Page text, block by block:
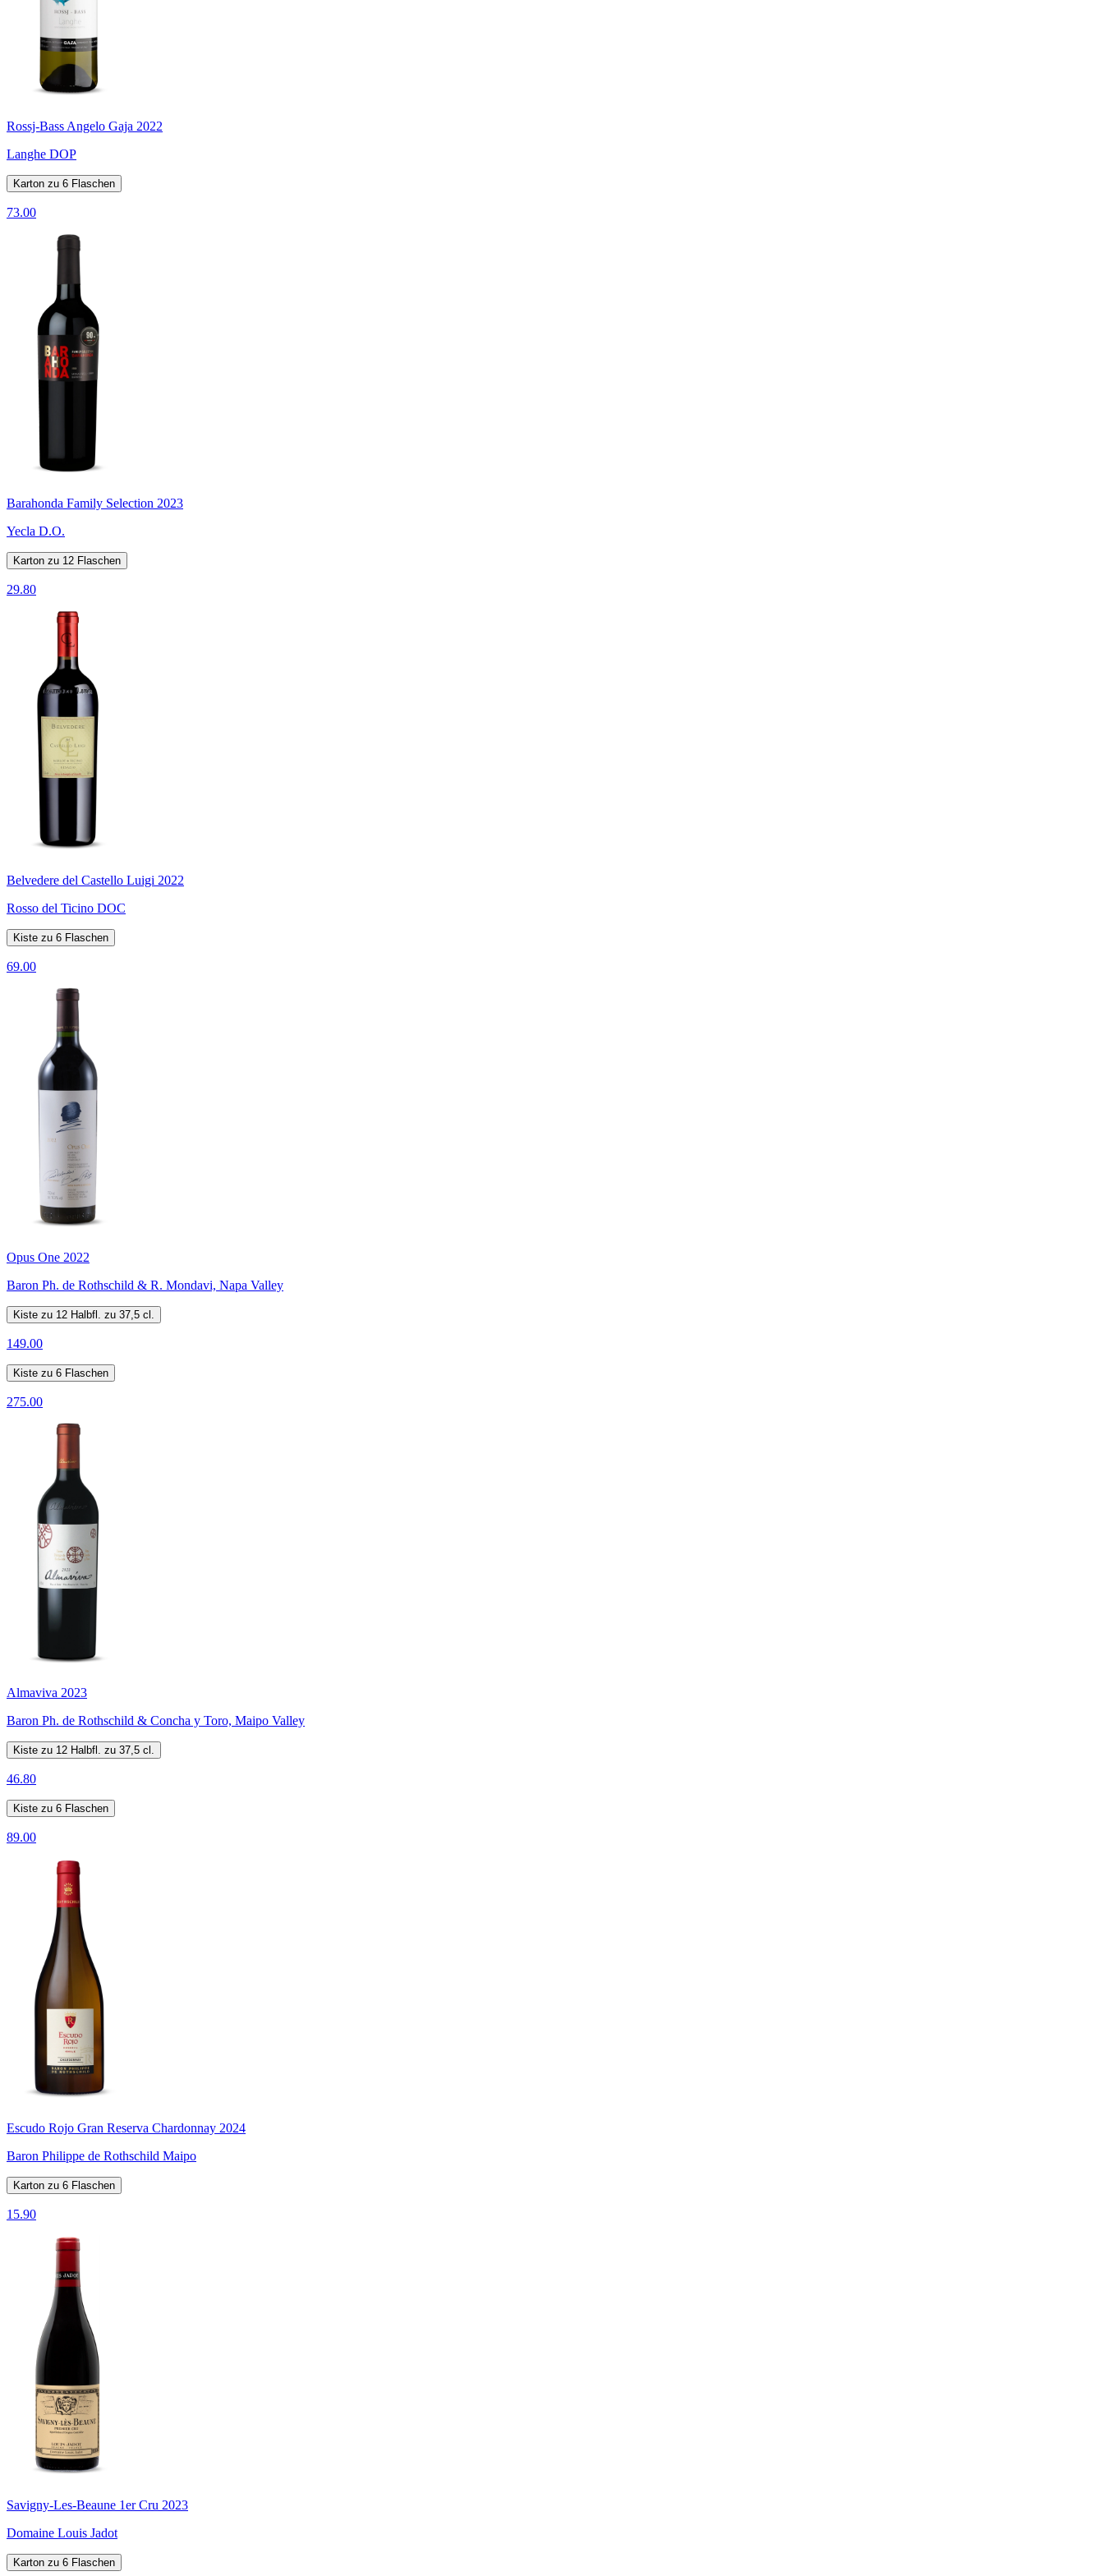
Rossj-Bass Angelo Gaja 2022
Langhe DOP
Karton zu 6 Flaschen
73.00
Barahonda Family Selection 2023
Yecla D.O.
Karton zu 12 Flaschen
29.80
Belvedere del Castello Luigi 2022
Rosso del Ticino DOC
Kiste zu 6 Flaschen
69.00
Opus One 2022
Baron Ph. de Rothschild & R. Mondavi, Napa Valley
Kiste zu 12 Halbfl. zu 37,5 cl.
149.00
Kiste zu 6 Flaschen
275.00
Almaviva 2023
Baron Ph. de Rothschild & Concha y Toro, Maipo Valley
Kiste zu 12 Halbfl. zu 37,5 cl.
46.80
Kiste zu 6 Flaschen
89.00
Escudo Rojo Gran Reserva Chardonnay 2024
Baron Philippe de Rothschild Maipo
Karton zu 6 Flaschen
15.90
Savigny-Les-Beaune 1er Cru 2023
Domaine Louis Jadot
Karton zu 6 Flaschen